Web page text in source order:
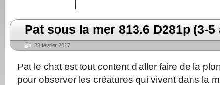
Pat sous la mer 813.6 D281p (3-
23 février 2017
Pat le chat est tout content d’aller faire de la
pour observer les créatures qui vivent dans la